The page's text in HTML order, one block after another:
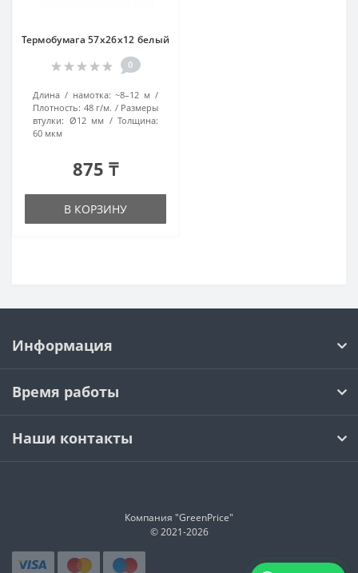
Термобумага 57х26х12 белый
0
Длина / намотка: ~8–12 м
Плотность: 48 г/м.
Размеры
втулки: Ø12 мм
Толщина:
60 мкм
875 ₸
В КОРЗИНУ
Информация
Время работы
Наши контакты
Компания "GreenPrice"
© 2021-2026